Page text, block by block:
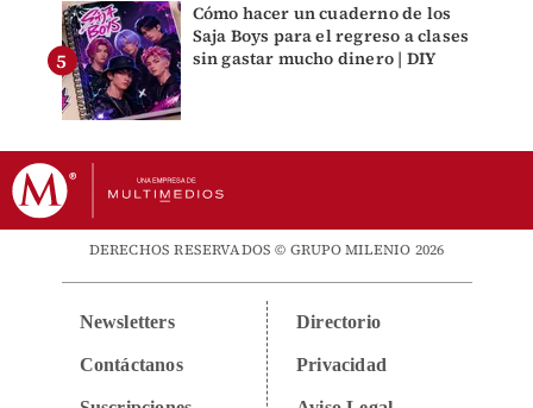
Cómo hacer un cuaderno de los
Saja Boys para el regreso a clases
sin gastar mucho dinero | DIY
DERECHOS RESERVADOS © GRUPO MILENIO 2026
Newsletters
Contáctanos
Directorio
Privacidad